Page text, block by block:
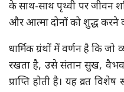
के साथ-साथ पृथ्वी पर जीवन
और आत्मा दोनों को शुद्ध करने
धार्मिक ग्रंथों में वर्णन है कि जो
रखता है, उसे संतान सुख,
प्राप्ति होती है। यह व्रत